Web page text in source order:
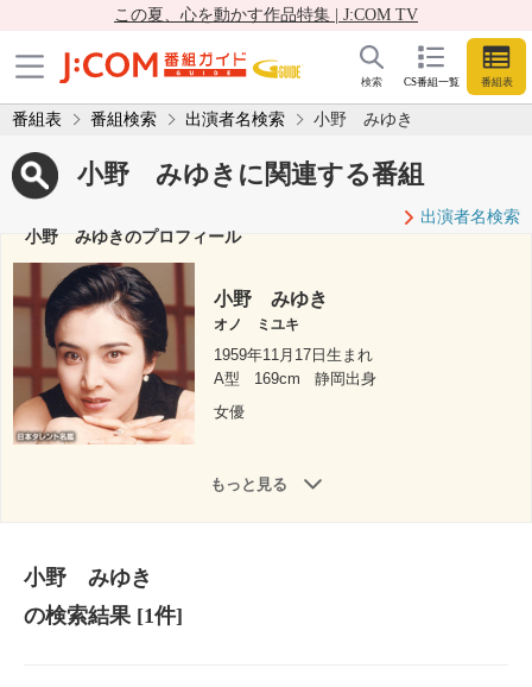
この夏、心を動かす作品特集 | J:COM TV
CS番組一覧 番組表
検索
番組表 番組検索 出演者名検索 小野 みゆき
小野 みゆきに関連する番組
出演者名検索
小野 みゆきのプロフィール
小野 みゆき
オノ ミユキ
1959年11月17日生まれ
A型
169cm
静岡出身
女優
もっと見る
小野 みゆき
の検索結果[1件]